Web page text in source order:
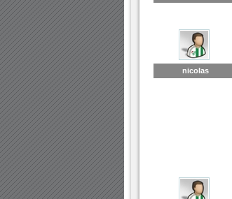
nicolas